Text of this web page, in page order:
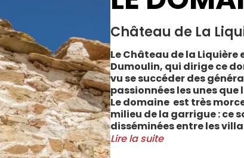
Château de La
Le Château de la
Dumoulin, qui dirige ce
vu se succéder des
passionnées les unes que
Le domaine est très
milieu de la garrigue : ce
disséminées entre les
Cabrerolles et Faugères,
Lire la suite